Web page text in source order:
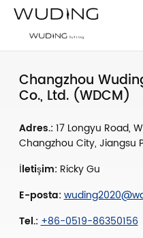
Changzhou
Co., Ltd. (WDCM)
Adres.:17 Longyu Road,
Changzhou City, Jiangsu
İletişim:Ricky Gu
E-posta:
Tel.:+86-0519-86350156